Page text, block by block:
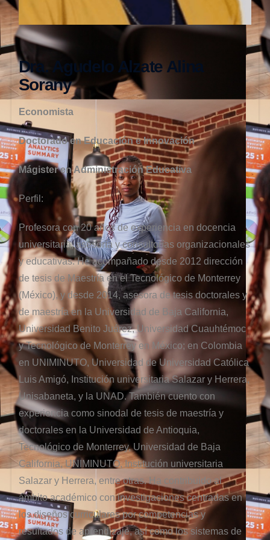
Dra. Agudelo Alzate Alina
Sorany
Economista
Doctorado en Educación e Innovación
Mágister en Administración Educativa
Perfil:
Profesora con 20 años de experiencia en docencia
universitaria, asesoría y consultorías organizacionales
y educativas. He acompañado desde 2012 dirección
de tesis de Maestría en el Tecnológico de Monterrey
(México), y desde 2014, asesora de tesis doctorales y
de maestría en la Universidad de Baja California,
Universidad Benito Juárez, Universidad Cuauhtémoc
y Tecnológico de Monterrey en México; en Colombia
en UNIMINUTO, Universidad de Universidad Católica
Luis Amigó, Institución universitaria Salazar y Herrera,
Unisabaneta, y la UNAD. También cuento con
experiencia como sinodal de tesis de maestría y
doctorales en la Universidad de Antioquia,
Tecnológico de Monterrey, Universidad de Baja
California, UNIMINUTO, Institución universitaria
Salazar y Herrera, entre otras. Ha contribuido al
ámbito académico con investigaciones centradas en
los diseños curriculares por competencias y
resultados de aprendizaje, así como los sistemas de